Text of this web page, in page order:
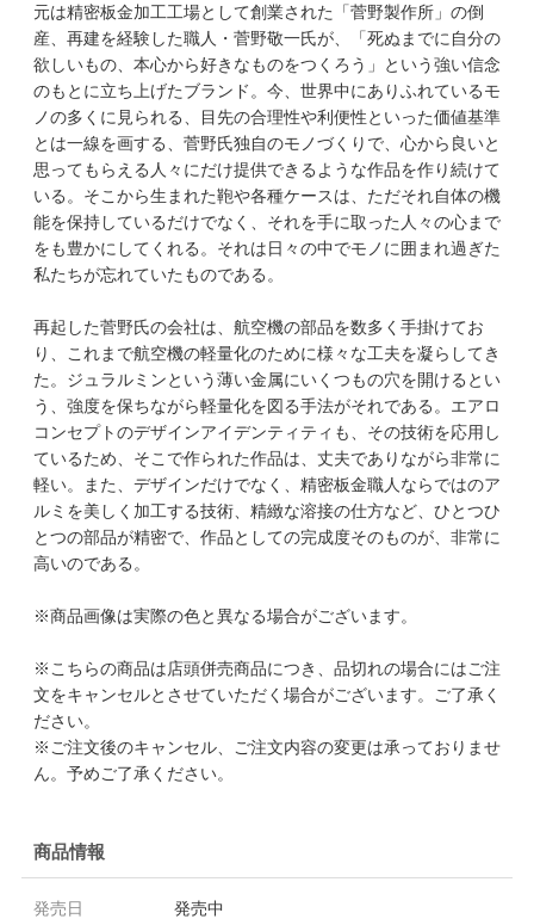
元は精密板金加工工場として創業された「菅野製作所」の倒
産、再建を経験した職人・菅野敬一氏が、「死ぬまでに自分の
欲しいもの、本心から好きなものをつくろう」という強い信念
のもとに立ち上げたブランド。今、世界中にありふれているモ
ノの多くに見られる、目先の合理性や利便性といった価値基準
とは一線を画する、菅野氏独自のモノづくりで、心から良いと
思ってもらえる人々にだけ提供できるような作品を作り続けて
いる。そこから生まれた鞄や各種ケースは、ただそれ自体の機
能を保持しているだけでなく、それを手に取った人々の心まで
をも豊かにしてくれる。それは日々の中でモノに囲まれ過ぎた
私たちが忘れていたものである。
再起した菅野氏の会社は、航空機の部品を数多く手掛けてお
り、これまで航空機の軽量化のために様々な工夫を凝らしてき
た。ジュラルミンという薄い金属にいくつもの穴を開けるとい
う、強度を保ちながら軽量化を図る手法がそれである。エアロ
コンセプトのデザインアイデンティティも、その技術を応用し
ているため、そこで作られた作品は、丈夫でありながら非常に
軽い。また、デザインだけでなく、精密板金職人ならではのア
ルミを美しく加工する技術、精緻な溶接の仕方など、ひとつひ
とつの部品が精密で、作品としての完成度そのものが、非常に
高いのである。
※商品画像は実際の色と異なる場合がございます。
※こちらの商品は店頭併売商品につき、品切れの場合にはご注
文をキャンセルとさせていただく場合がございます。ご了承く
ださい。
※ご注文後のキャンセル、ご注文内容の変更は承っておりませ
ん。予めご了承ください。
商品情報
発売日
発売中